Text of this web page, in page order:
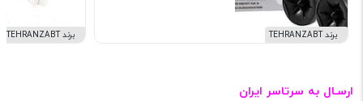
برند TEHRANZABT برند TEHRANZABT
ارسـال به سرتاسر ایران